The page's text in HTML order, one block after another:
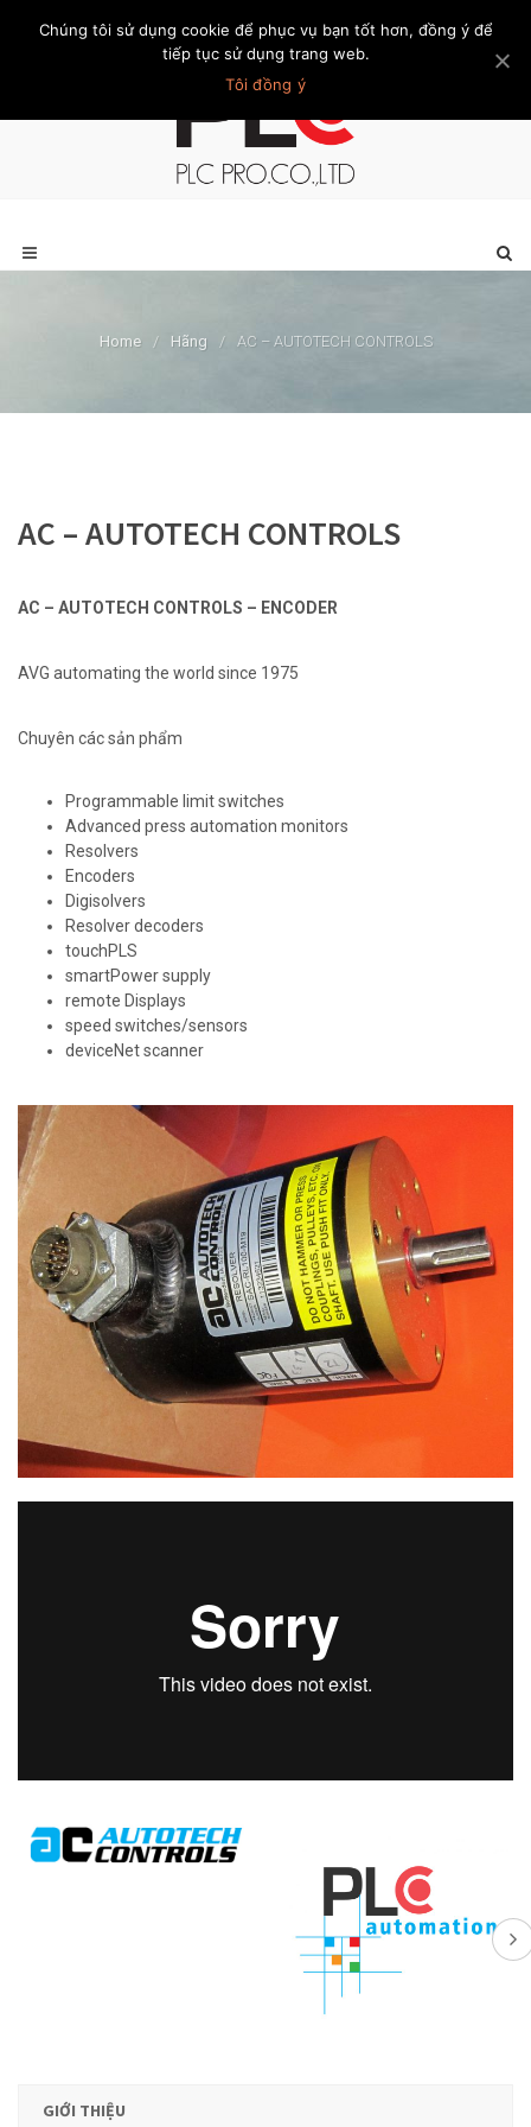
Trang chủ Giới thiệu Khách hàng Liên hệ Thành viên
Home / Hãng / AC – AUTOTECH CONTROLS
AC – AUTOTECH CONTROLS
AC – AUTOTECH CONTROLS – ENCODER
AVG automating the world since 1975
Chuyên các sản phẩm
Programmable limit switches
Advanced press automation monitors
Resolvers
Encoders
Digisolvers
Resolver decoders
touchPLS
smartPower supply
remote Displays
speed switches/sensors
deviceNet scanner
GIỚI THIỆU
Chúng tôi sử dụng cookie để phục vụ bạn tốt hơn, đồng ý để
tiếp tục sử dụng trang web.
Tôi đồng ý